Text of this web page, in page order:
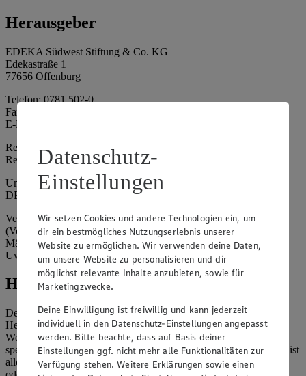
Herausgeber
EDEKA Südwest Stiftung & Co. KG
Edekastraße 1
77656 Offenburg
Telefon: 0781 502-0
Fax: 0781 502-6180
E-Mail: kundenservice@edeka-suedwest.de
Registergericht: Amtsgericht Freiburg i.B.
Registernummer: HRA 707629
Umsatzsteuer-Identifikationsnummer gem. § 27a UStG:
DE815916131
Vertretungsberechtigte: Rainer Huber (Sprecher)
(Vorstandsmitglied), Klaus Fickert (Vorstandsmitglied), Jürgen
Mäder (Vorstandsmitglied), Patrick Mogck (Vorstandsmitglied),
Uwe Kohler
Hinweise
Der Inhalt dieser Website ist urheberrechtlich geschützt. Der
Herausgeber gewährt Ihnen jedoch das Recht, den auf dieser
Website bereitgestellten Text ganz oder ausschnittsweise zu
speichern und zu vervielfältigen. Aus Gründen des Urheberrechts ist
allerdings die Speicherung und Vervielfältigung von Bildmaterial
Datenschutz-
Einstellungen
Wir setzen Cookies und andere Technologien ein, um
dir ein bestmögliches Nutzungserlebnis unserer
Website zu ermöglichen. Wir verwenden deine Daten,
um unsere Website zu personalisieren und dir
möglichst relevante Inhalte anzubieten, sowie für
Marketingzwecke.
Deine Einwilligung ist freiwillig und kann jederzeit
individuell in den Datenschutz-Einstellungen angepasst
werden. Bitte beachte, dass auf Basis deiner
Einstellungen ggf. nicht mehr alle Funktionalitäten zur
Verfügung stehen. Weitere Erklärungen sowie einen